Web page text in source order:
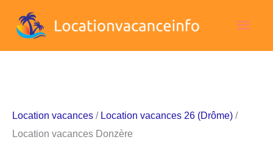
Location vacances / Location vacances 26 (Drôme) /
Location vacances Donzère